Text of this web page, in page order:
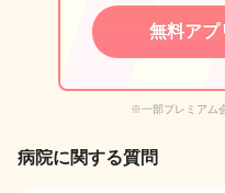
無料アプ
※一部プレミアム
病院に関する質問